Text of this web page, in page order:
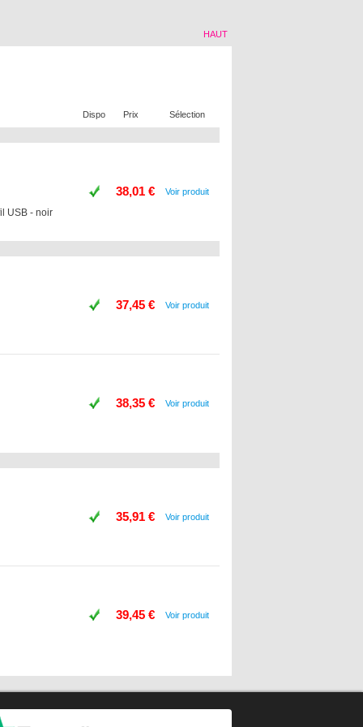
HAUT
Dispo Prix Sélection
USB - noir
38,01 € Voir produit
37,45 € Voir produit
38,35 € Voir produit
35,91 € Voir produit
39,45 € Voir produit